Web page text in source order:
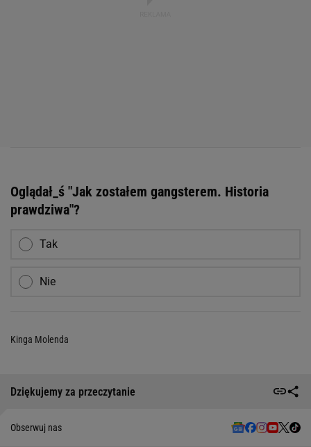
Oglądał_ś "Jak zostałem gangsterem. Historia
prawdziwa"?
Tak
Nie
Kinga Molenda
Dziękujemy za przeczytanie
Obserwuj nas